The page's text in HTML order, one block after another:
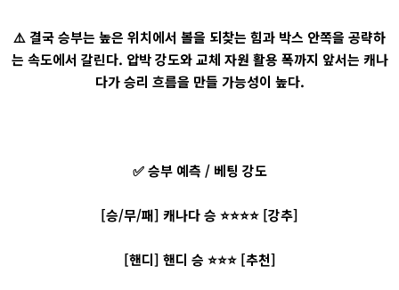
⚠️ 결국 승부는 높은 위치에서 볼을 되찾는 힘과 박스 안쪽을 공략하
는 속도에서 갈린다. 압박 강도와 교체 자원 활용 폭까지 앞서는 캐나
다가 승리 흐름을 만들 가능성이 높다.
✅ 승부 예측 / 베팅 강도
[승/무/패] 캐나다 승 ⭐⭐⭐⭐ [강추]
[핸디] 핸디 승 ⭐⭐⭐ [추천]